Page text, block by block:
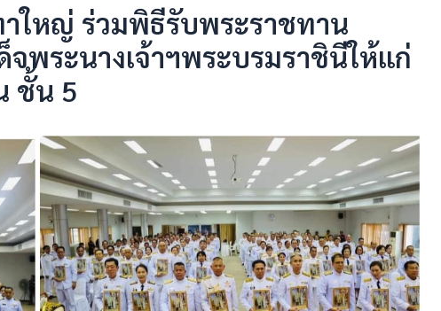
ใหญ่ ร่วมพิธีรับพระราชทาน
พระนางเจ้าฯพระบรมราชินีให้แก่
ชั้น 5